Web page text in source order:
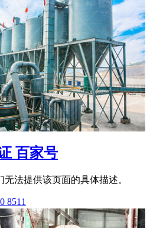
百家号
法提供该页面的具体描述。
8511